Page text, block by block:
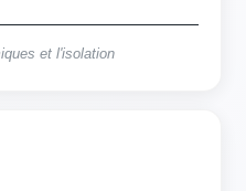
et l'isolation